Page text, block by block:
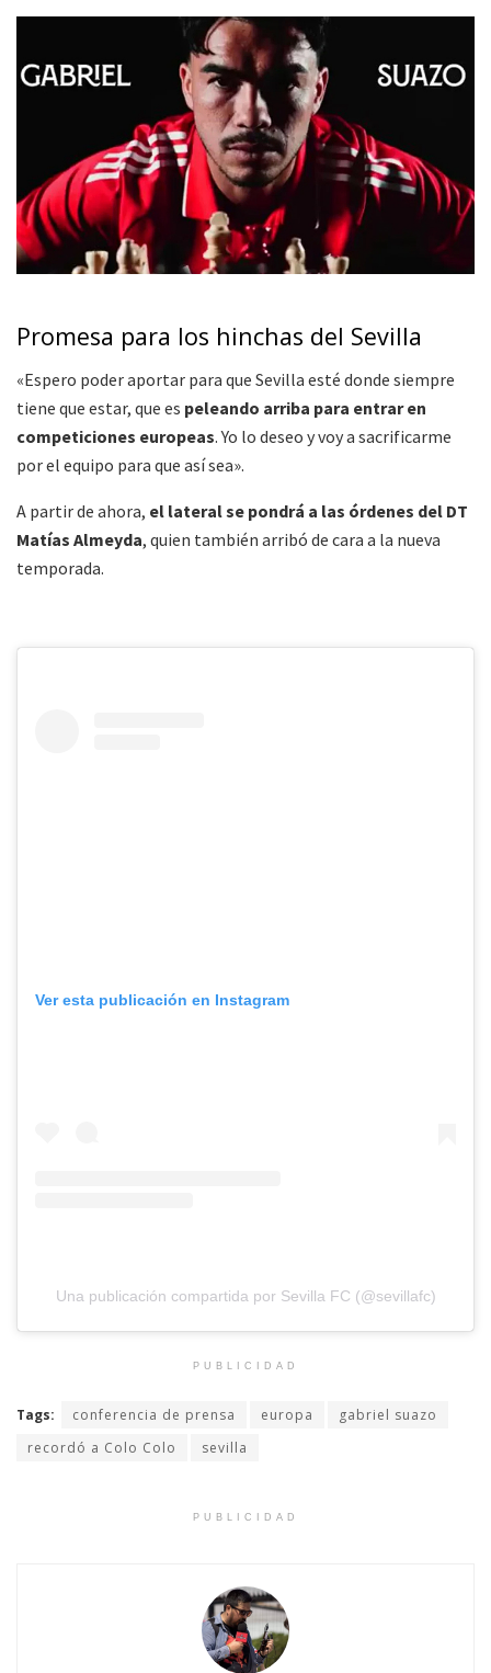
Promesa para los hinchas del Sevilla
«Espero poder aportar para que Sevilla esté donde siempre
tiene que estar, que es peleando arriba para entrar en
competiciones europeas. Yo lo deseo y voy a sacrificarme
por el equipo para que así sea».
A partir de ahora, el lateral se pondrá a las órdenes del DT
Matías Almeyda, quien también arribó de cara a la nueva
temporada.
Ver esta publicación en Instagram
Una publicación compartida por Sevilla FC (@sevillafc)
PUBLICIDAD
Tags: conferencia de prensa europa
gabriel suazo
recordó a Colo Colo
sevilla
PUBLICIDAD